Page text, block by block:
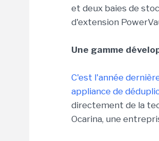
et deux baies de
d'extension
Une gamme
C'est l'année
appliance de
directement de la
Ocarina, une